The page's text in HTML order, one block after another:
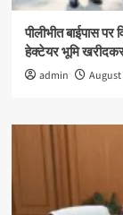
पीलीभीत बाईपास
हेक्टेयर भूमि
admin August